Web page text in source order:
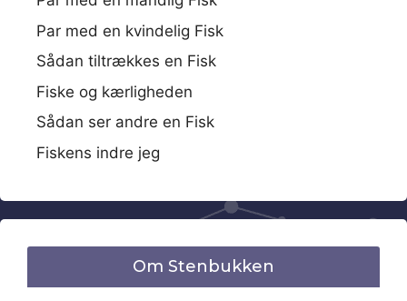
Par med en kvindelig Fisk
Sådan tiltrækkes en Fisk
Fiske og kærligheden
Sådan ser andre en Fisk
Fiskens indre jeg
Om Stenbukken